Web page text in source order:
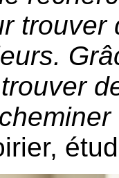
trouver